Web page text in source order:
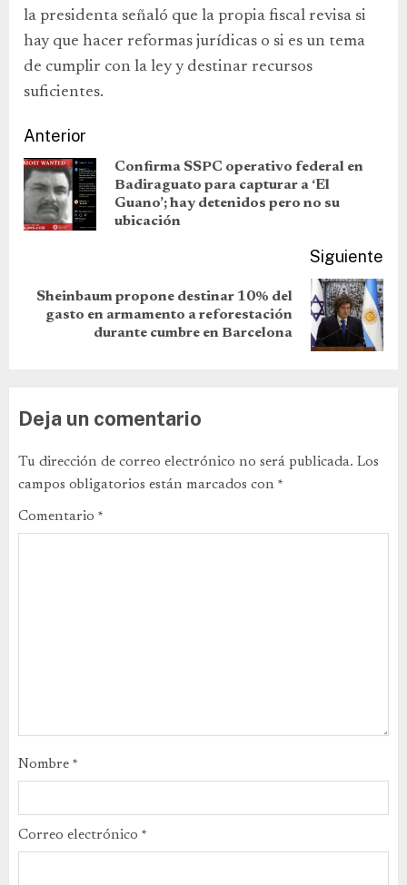
la presidenta señaló que la propia fiscal revisa si
hay que hacer reformas jurídicas o si es un tema
de cumplir con la ley y destinar recursos
suficientes.
Anterior
Confirma SSPC operativo federal en
Badiraguato para capturar a ‘El
Guano’; hay detenidos pero no su
ubicación
Siguiente
Sheinbaum propone destinar 10% del
gasto en armamento a reforestación
durante cumbre en Barcelona
Deja un comentario
Tu dirección de correo electrónico no será publicada. Los
campos obligatorios están marcados con *
Comentario *
Nombre *
Correo electrónico *